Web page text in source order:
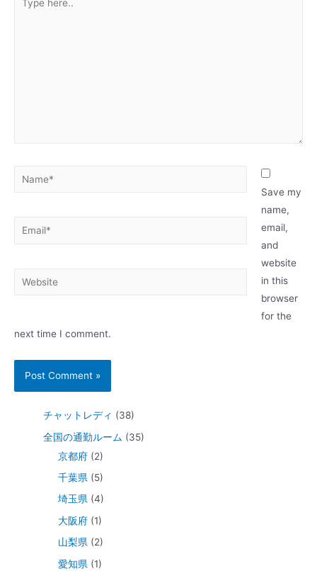
Save my
name,
email,
and
website
in this
browser
for the
next time I comment.
チャットレディ (38)
全国の通勤ルーム (35)
京都府(2)
千葉県 (5)
埼玉県(4)
大阪府(1)
山梨県(2)
愛知県 (1)